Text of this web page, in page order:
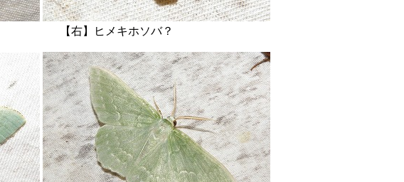
】ヒメキホソバ？